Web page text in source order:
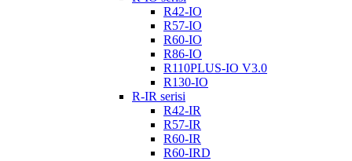
R42-IO
R57-IO
R60-IO
R86-IO
R110PLUS-IO V3.0
R130-IO
R-IR serisi
R42-IR
R57-IR
R60-IR
R60-IRD